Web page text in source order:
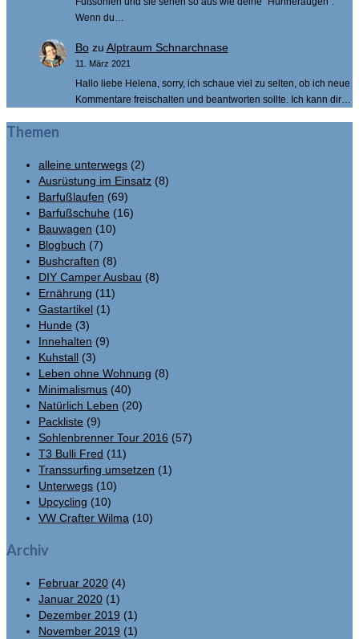
Wenn du…
Bozu Alptraum Schnarchnase
11. März 2021
Hallo liebe Helena, sorry, ich schaue viel zu selten, ob ich neue
Kommentare freischalten und beantworten sollte. Ich kann dir…
Themen
alleine unterwegs (2)
Ausrüstung im Einsatz (8)
Barfußlaufen (69)
Barfußschuhe (16)
Bauwagen (10)
Blogbuch (7)
Bushcraften (8)
DIY Camper Ausbau (8)
Ernährung (11)
Gastartikel (1)
Hunde (3)
Innehalten (9)
Kuhstall (3)
Leben ohne Wohnung (8)
Minimalismus (40)
Natürlich Leben (20)
Packliste (9)
Sohlenbrenner Tour 2016 (57)
T3 Bulli Fred (11)
Transsurfing umsetzen (1)
Unterwegs (10)
Upcycling (10)
VW Crafter Wilma (10)
Archiv
Februar 2020 (4)
Januar 2020 (1)
Dezember 2019 (1)
November 2019 (1)